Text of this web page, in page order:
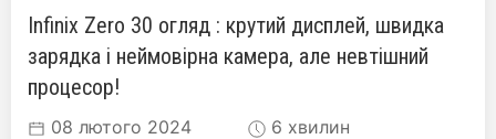
Infinix Zero 30 огляд : крутий дисплей, швидка
зарядка і неймовірна камера, але невтішний
процесор!
08 лютого 2024 6 хвилин